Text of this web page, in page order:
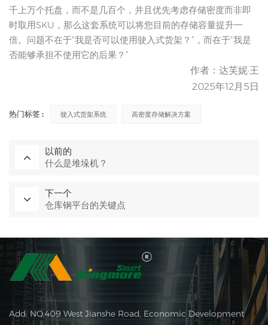
千上万个托盘，而不是几百个，并且优先考虑存储密度而非即
时取用SKU，那么这套系统可以将您目前的存储容量提升一
倍。问题不在于“我是否可以使用驶入式货架？”，而在于“我是
否能够承担不使用它的后果？”
作者：达芙妮·王
2025年12月5日
热门标签 : 驶入式货架系统 高密度存储解决方案
以前的
什么是堆垛机？
下一个
仓库钢平台的关键点
Add: NO.409 West Jianshe Road, Economic Development